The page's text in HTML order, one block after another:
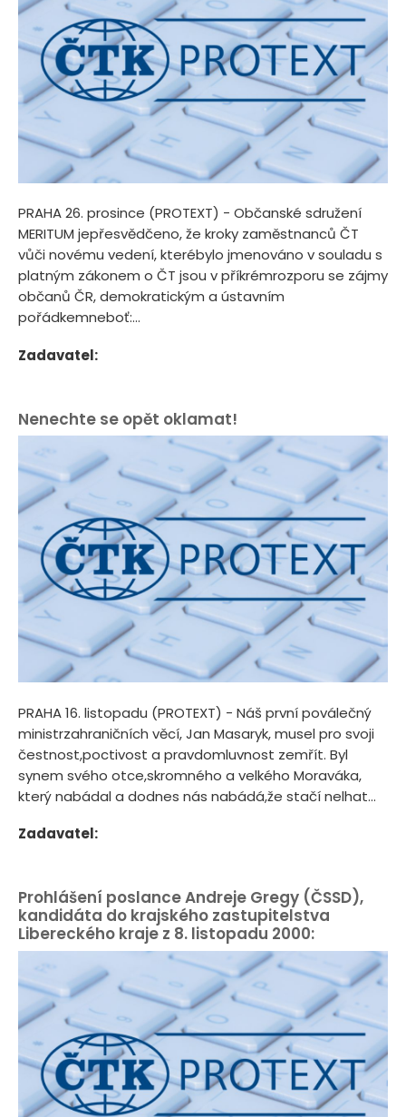
PRAHA 26. prosince (PROTEXT) - Občanské sdružení
MERITUM jepřesvědčeno, že kroky zaměstnanců ČT
vůči novému vedení, kterébylo jmenováno v souladu s
platným zákonem o ČT jsou v příkrémrozporu se zájmy
občanů ČR, demokratickým a ústavním
pořádkemneboť:...
Zadavatel:
Nenechte se opět oklamat!
PRAHA 16. listopadu (PROTEXT) - Náš první poválečný
ministrzahraničních věcí, Jan Masaryk, musel pro svoji
čestnost,poctivost a pravdomluvnost zemřít. Byl
synem svého otce,skromného a velkého Moraváka,
který nabádal a dodnes nás nabádá,že stačí nelhat...
Zadavatel:
Prohlášení poslance Andreje Gregy (ČSSD),
kandidáta do krajského zastupitelstva
Libereckého kraje z 8. listopadu 2000: